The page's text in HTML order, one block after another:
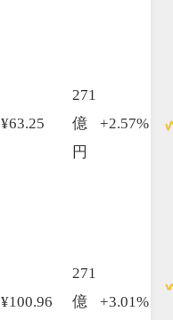
¥63.25
271
億
円
+2.57%
¥100.96
271
億
+3.01%